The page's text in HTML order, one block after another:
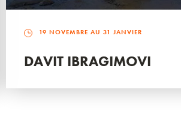
19 NOVEMBRE AU 31 JANVIER
DAVIT IBRAGIMOVI